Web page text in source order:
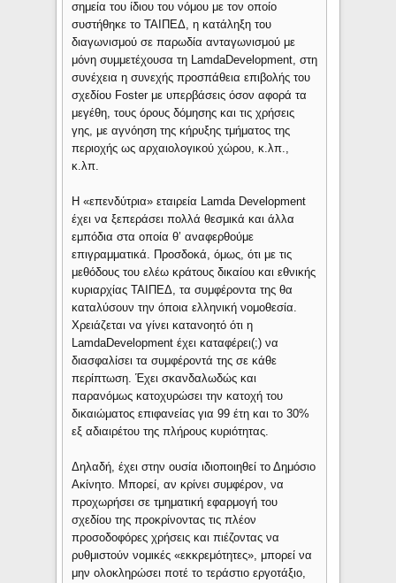
σημεία του ίδιου του νόμου με τον οποίο
συστήθηκε το ΤΑΙΠΕΔ, η κατάληξη του
διαγωνισμού σε παρωδία ανταγωνισμού με
μόνη συμμετέχουσα τη LamdaDevelopment, στη
συνέχεια η συνεχής προσπάθεια επιβολής του
σχεδίου Foster με υπερβάσεις όσον αφορά τα
μεγέθη, τους όρους δόμησης και τις χρήσεις
γης, με αγνόηση της κήρυξης τμήματος της
περιοχής ως αρχαιολογικού χώρου, κ.λπ.,
κ.λπ.
Η «επενδύτρια» εταιρεία Lamda Development
έχει να ξεπεράσει πολλά θεσμικά και άλλα
εμπόδια στα οποία θ’ αναφερθούμε
επιγραμματικά. Προσδοκά, όμως, ότι με τις
μεθόδους του ελέω κράτους δικαίου και εθνικής
κυριαρχίας ΤΑΙΠΕΔ, τα συμφέροντα της θα
καταλύσουν την όποια ελληνική νομοθεσία.
Χρειάζεται να γίνει κατανοητό ότι η
LamdaDevelopment έχει καταφέρει(;) να
διασφαλίσει τα συμφέροντά της σε κάθε
περίπτωση. Έχει σκανδαλωδώς και
παρανόμως κατοχυρώσει την κατοχή του
δικαιώματος επιφανείας για 99 έτη και το 30%
εξ αδιαιρέτου της πλήρους κυριότητας.
Δηλαδή, έχει στην ουσία ιδιοποιηθεί το Δημόσιο
Ακίνητο. Μπορεί, αν κρίνει συμφέρον, να
προχωρήσει σε τμηματική εφαρμογή του
σχεδίου της προκρίνοντας τις πλέον
προσοδοφόρες χρήσεις και πιέζοντας να
ρυθμιστούν νομικές «εκκρεμότητες», μπορεί να
μην ολοκληρώσει ποτέ το τεράστιο εργοτάξιο,